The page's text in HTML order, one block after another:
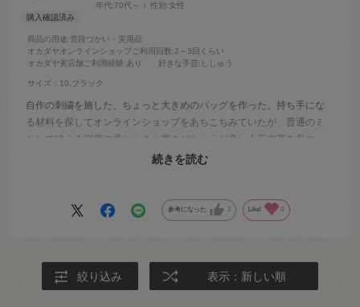
年代:70代～ 性別:女性
商品の用途:普段づかい・実用品
オカダヤオンラインショップご利用回数:2～3回くらい
オカダヤ実店舗ご利用経験:あり 好きな手芸:ししゅう
サイズ：10.ブラック
自作の刺繍を施した、ちょっと大きめのバッグを作った。持ち手にな
る材料を探してオンラインショップをあちこちみていたが、普通のミ
シンで縫える程度の柔らかさと厚さがちょうど良い人工皮革を見つ
け、ショップ受け取りで購入した。続きを読む
参考になった 2 Like! 0
絞り込み 表示：新しい順